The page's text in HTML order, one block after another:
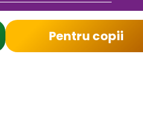
Pentru copii